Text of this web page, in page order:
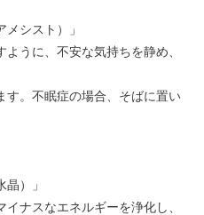
シスト）」
うに、不安な気持ちを静め、
す。不眠症の場合、そばに置い
）」
ナスなエネルギーを浄化し、